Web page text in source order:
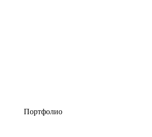
Портфолио